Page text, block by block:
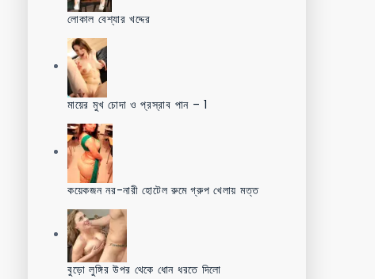
লোকাল বেশ্যার খদ্দের
মায়ের মুখ চোদা ও প্রস্রাব পান – 1
কয়েকজন নর-নারী হোটেল রুমে গ্রুপ খেলায় মত্ত
বুড়ো লুঙ্গির উপর থেকে ধোন ধরতে দিলো